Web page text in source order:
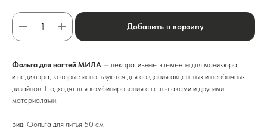
Добавить в корзину
Фольга для ногтей МИЛА — декоративные элементы для маникюра
и педикюра, которые используются для создания акцентных и необычных
дизайнов. Подходят для комбинирования с гель-лаками и другими
материалами.
Вид: Фольга для литья 50 см